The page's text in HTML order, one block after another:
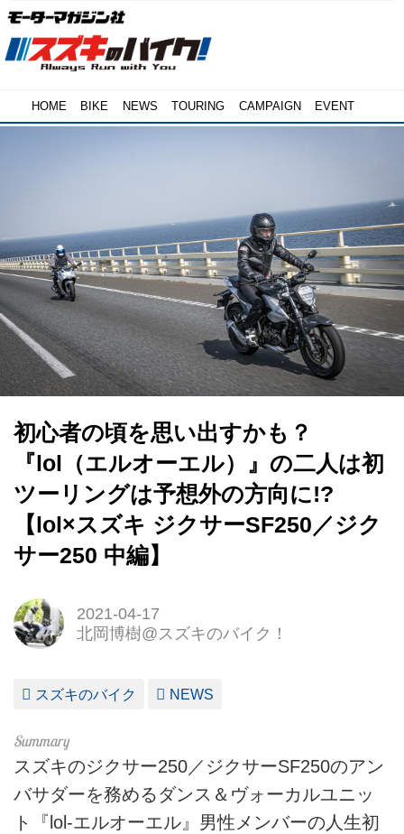
HOME BIKE NEWS TOURING CAMPAIGN EVENT
初心者の頃を思い出すかも？
『lol（エルオーエル）』の二人は初
ツーリングは予想外の方向に!?
【lol×スズキ ジクサーSF250／ジク
サー250 中編】
2021-04-17
北岡博樹@スズキのバイク！
スズキのバイク NEWS
スズキのジクサー250／ジクサーSF250のアン
バサダーを務めるダンス＆ヴォーカルユニッ
ト『lol-エルオーエル』男性メンバーの人生初